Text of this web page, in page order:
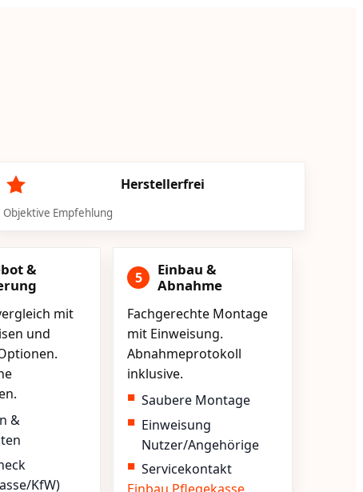
Herstellerfrei
Objektive Empfehlung
&
mit
und
&
KfW)
5
Einbau &
Abnahme
Fachgerechte Montage
mit Einweisung.
Abnahmeprotokoll
inklusive.
Saubere Montage
Einweisung
Nutzer/Angehörige
Servicekontakt